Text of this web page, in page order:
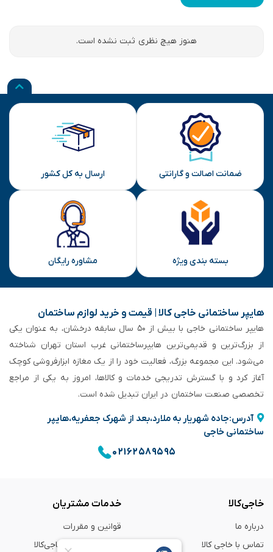
هنوز هیچ نظری ثبت نشده است.
ضمانت اصالت و گارانتی ارسال به کل کشور
بسته بندی ویژه مشاوره رایگان
هایپر ساختمانی خاجی‌ کالا | قیمت و خرید لوازم ساختمان
هایپر ساختمانی خاجی‌ با بیش از ۵۰ سال سابقه‌ درخشان، به عنوان یکی
از بزرگ‌ترین و قدیمی‌ترین هایپرساختمانی‌ غرب استان تهران شناخته
می‌شود. این مجموعه بزرگ، فعالیت خود را از یک مغازه ابزارفروشی کوچک
آغاز کرد و با گسترش تدریجی خدمات و کالاها، امروز به یکی از مراجع
تخصصی صنعت ساختمان در ایران تبدیل شده است.
آدرس:جاده شهریار به ملارد،بعد از شهرک جعفریه،هایپر
ساختمانی خاجی
۰۲۱۶۲۵۸۹۵۹۵
خاجی‌کالا
درباره ما
تماس با خاجی کالا
خدمات مشتریان
قوانین و مقررات
راهنمای خرید از خاجی‌کالا